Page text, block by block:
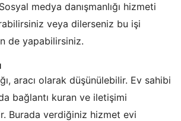
medya danışmanlığı hizmeti
veya dilerseniz bu işi
de yapabilirsiniz.
aracı olarak düşünülebilir. Ev sahibi
bağlantı kuran ve iletişimi
Burada verdiğiniz hizmet evi